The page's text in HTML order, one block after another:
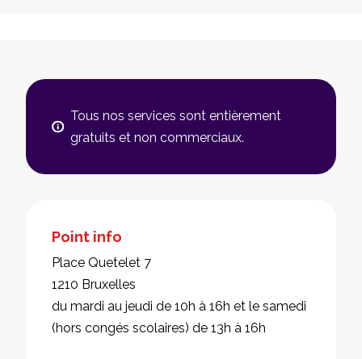
Tous nos services sont entièrement
gratuits et non commerciaux.
Point info
Place Quetelet 7
1210 Bruxelles
du mardi au jeudi de 10h à 16h et le samedi
(hors congés scolaires) de 13h à 16h